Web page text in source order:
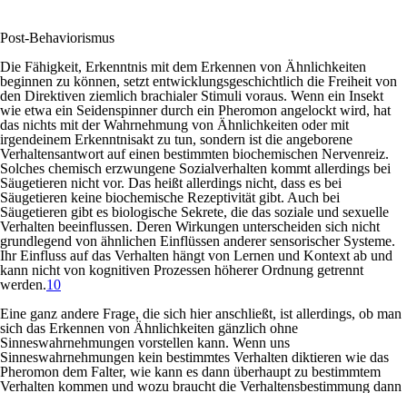
Post-Behaviorismus
Die Fähigkeit, Erkenntnis mit dem Erkennen von Ähnlichkeiten
beginnen zu können, setzt entwicklungsgeschichtlich die Freiheit von
den Direktiven ziemlich brachialer Stimuli voraus. Wenn ein Insekt
wie etwa ein Seidenspinner durch ein Pheromon angelockt wird, hat
das nichts mit der Wahrnehmung von Ähnlichkeiten oder mit
irgendeinem Erkenntnisakt zu tun, sondern ist die angeborene
Verhaltensantwort auf einen bestimmten biochemischen Nervenreiz.
Solches chemisch erzwungene Sozialverhalten kommt allerdings bei
Säugetieren nicht vor. Das heißt allerdings nicht, dass es bei
Säugetieren keine biochemische Rezeptivität gibt. Auch bei
Säugetieren gibt es biologische Sekrete, die das soziale und sexuelle
Verhalten beeinflussen. Deren Wirkungen unterscheiden sich nicht
grundlegend von ähnlichen Einflüssen anderer sensorischer Systeme.
Ihr Einfluss auf das Verhalten hängt von Lernen und Kontext ab und
kann nicht von kognitiven Prozessen höherer Ordnung getrennt
werden.10
Eine ganz andere Frage, die sich hier anschließt, ist allerdings, ob man
sich das Erkennen von Ähnlichkeiten gänzlich ohne
Sinneswahrnehmungen vorstellen kann. Wenn uns
Sinneswahrnehmungen kein bestimmtes Verhalten diktieren wie das
Pheromon dem Falter, wie kann es dann überhaupt zu bestimmtem
Verhalten kommen und wozu braucht die Verhaltensbestimmung dann